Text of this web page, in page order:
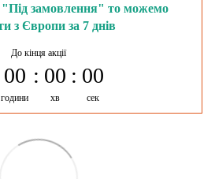
замовлення" то можемо
з Європи за 7 днів
До кінця акції
00
години
00
хв
00
сек